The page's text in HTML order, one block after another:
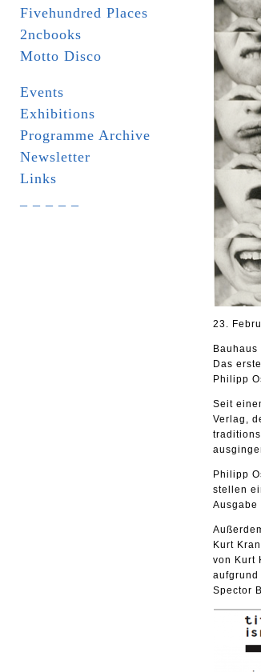
Fivehundred Places
2ncbooks
Motto Disco
Events
Exhibitions
Programme Archive
Newsletter
Links
23.
Das
Philipp
Seit
Verlag,
Philipp
stellen
Ausgabe
Kurt
von Kurt
aufgrund
Spector